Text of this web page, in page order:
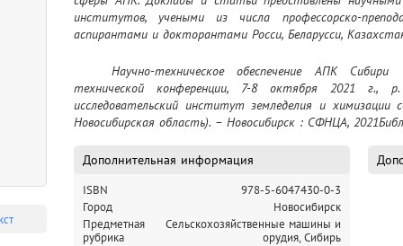
институтов, учеными из числа профессорско-
аспирантами и докторантами Росси, Беларусси,
технической конференции, 7-8 октября 2021 г.,
исследовательский институт земледелия и химизации
Новосибирская область). – Новосибирск : СФНЦА,
Дополнительная информация
ISBN
978-5-6047430-0-3
Город
Новосибирск
Предметная
рубрика
Сельскохозяйственные машины и
орудия, Сибирь